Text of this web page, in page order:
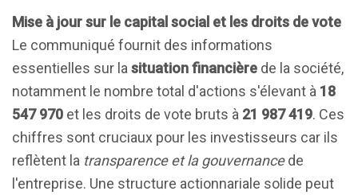
Mise à jour sur le capital social et les droits de vote
Le communiqué fournit des informations
essentielles sur la situation financière de la société,
notamment le nombre total d'actions s'élevant à 18
547 970 et les droits de vote bruts à 21 987 419. Ces
chiffres sont cruciaux pour les investisseurs car ils
reflètent la transparence et la gouvernancede
l'entreprise. Une structure actionnariale solide peut